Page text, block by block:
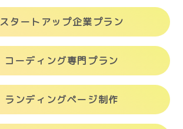
スタートアップ企業プラン
コーディング専門プラン
ランディングページ制作